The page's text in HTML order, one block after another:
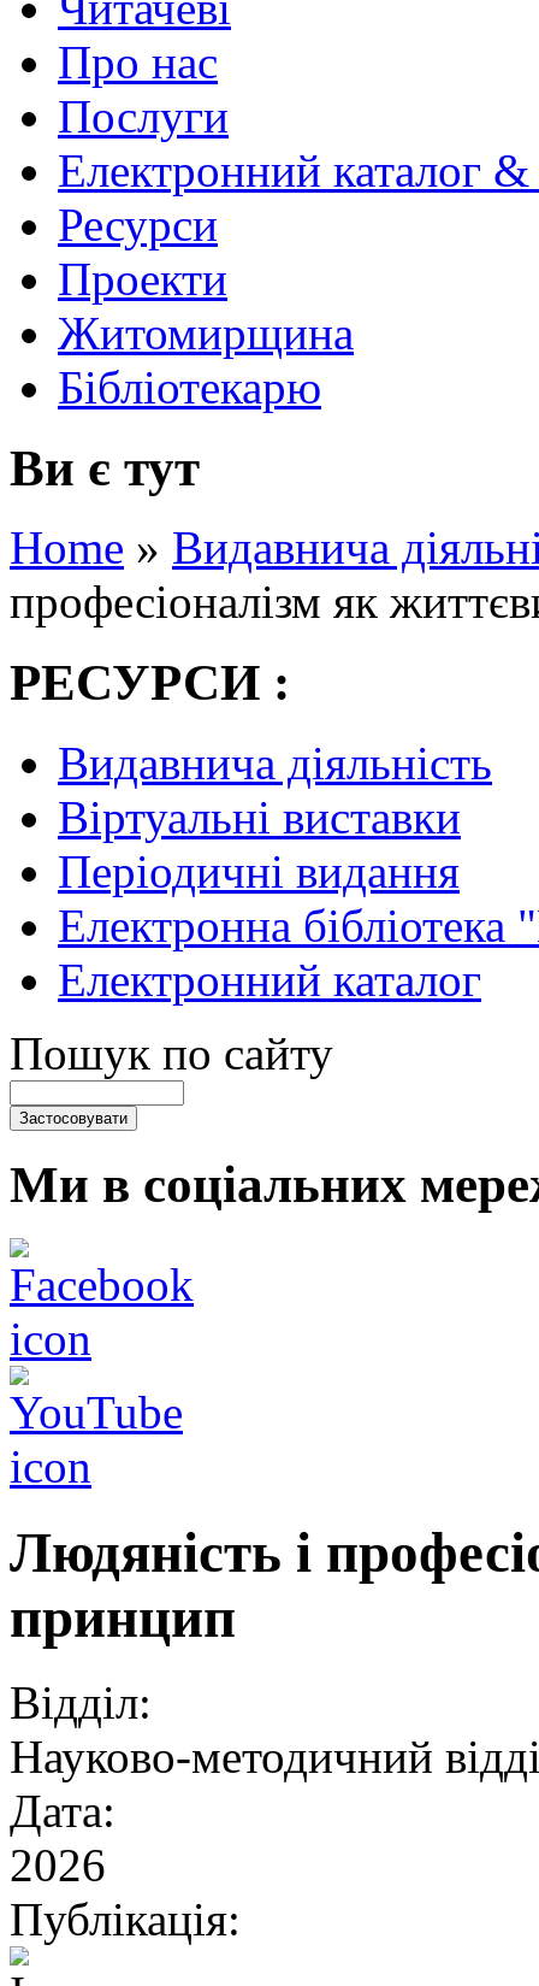
Про нас
Послуги
Електронний каталог
Ресурси
Проекти
Житомирщина
Бібліотекарю
Ви є тут
Home » Видавнича
професіоналізм як
РЕСУРСИ :
Видавнича діяльність
Віртуальні виставки
Періодичні видання
Електронна
Електронний каталог
Пошук по сайту
Ми в соціальних
Людяність і
принцип
Відділ:
Науково-методичний
Дата:
2026
Публікація: